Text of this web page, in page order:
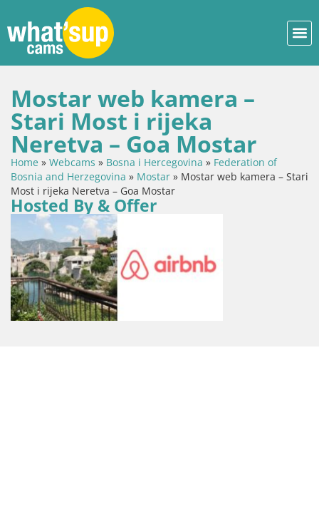
Mostar web kamera –
Stari Most i rijeka
Neretva – Goa Mostar
Home » Webcams » Bosna i Hercegovina » Federation of
Bosnia and Herzegovina » Mostar » Mostar web kamera – Stari
Most i rijeka Neretva – Goa Mostar
Hosted By & Offer